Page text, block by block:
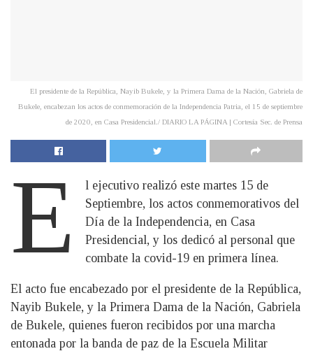
El presidente de la República, Nayib Bukele, y la Primera Dama de la Nación, Gabriela de
Bukele, encabezan los actos de conmemoración de la Independencia Patria, el 15 de septiembre
de 2020, en Casa Presidencial./ DIARIO LA PÁGINA | Cortesía Sec. de Prensa
E
l ejecutivo realizó este martes 15 de
Septiembre, los actos conmemorativos del
Día de la Independencia, en Casa
Presidencial, y los dedicó al personal que
combate la covid-19 en primera línea.
El acto fue encabezado por el presidente de la República,
Nayib Bukele, y la Primera Dama de la Nación, Gabriela
de Bukele, quienes fueron recibidos por una marcha
entonada por la banda de paz de la Escuela Militar